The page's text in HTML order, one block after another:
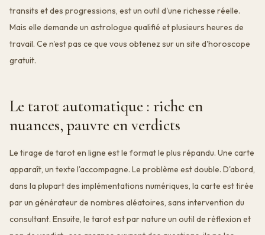
transits et des progressions, est un outil d'une richesse réelle.
Mais elle demande un astrologue qualifié et plusieurs heures de
travail. Ce n'est pas ce que vous obtenez sur un site d'horoscope
gratuit.
Le tarot automatique : riche en
nuances, pauvre en verdicts
Le tirage de tarot en ligne est le format le plus répandu. Une carte
apparaît, un texte l'accompagne. Le problème est double. D'abord,
dans la plupart des implémentations numériques, la carte est tirée
par un générateur de nombres aléatoires, sans intervention du
consultant. Ensuite, le tarot est par nature un outil de réflexion et